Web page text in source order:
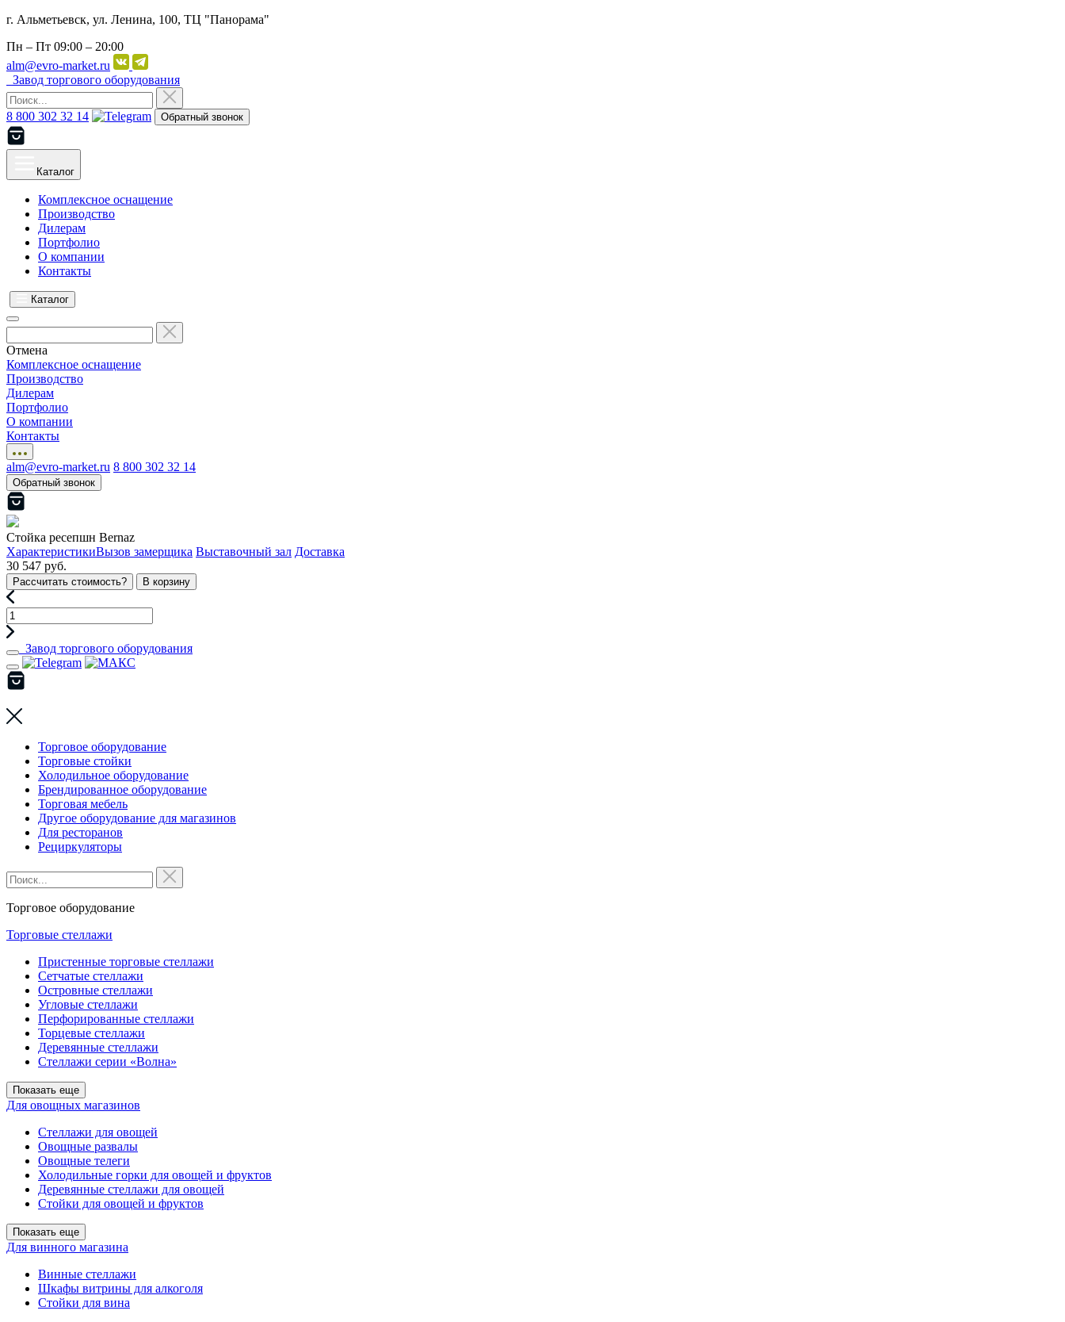
г. Альметьевск, ул. Ленина, 100, ТЦ "Панорама"
Пн – Пт 09:00 – 20:00
alm@evro-market.ru
Завод торгового оборудования
8 800 302 32 14 Обратный звонок
Каталог
Комплексное оснащение
Производство
Дилерам
Портфолио
О компании
Контакты
Каталог
Отмена
Комплексное оснащение
Производство
Дилерам
Портфолио
О компании
Контакты
alm@evro-market.ru 8 800 302 32 14
Обратный звонок
Стойка ресепшн Bernaz
ХарактеристикиВызов замерщика Выставочный зал Доставка
30 547 руб.
Рассчитать стоимость? В корзину
Завод торгового оборудования
Торговое оборудование
Торговые стойки
Холодильное оборудование
Брендированное оборудование
Торговая мебель
Другое оборудование для магазинов
Для ресторанов
Рециркуляторы
Торговое оборудование
Торговые стеллажи
Пристенные торговые стеллажи
Сетчатые стеллажи
Островные стеллажи
Угловые стеллажи
Перфорированные стеллажи
Торцевые стеллажи
Деревянные стеллажи
Стеллажи серии «Волна»
Показать еще
Для овощных магазинов
Стеллажи для овощей
Овощные развалы
Овощные телеги
Холодильные горки для овощей и фруктов
Деревянные стеллажи для овощей
Стойки для овощей и фруктов
Показать еще
Для винного магазина
Винные стеллажи
Шкафы витрины для алкоголя
Стойки для вина